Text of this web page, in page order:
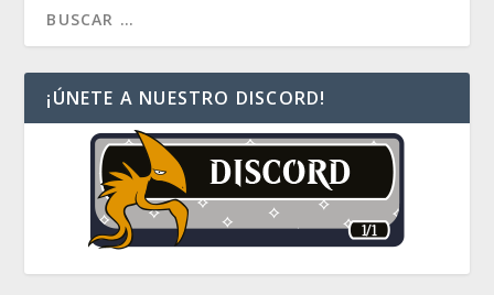
¡ÚNETE A NUESTRO DISCORD!